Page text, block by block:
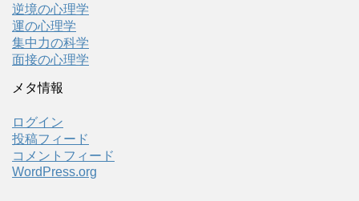
逆境の心理学
運の心理学
集中力の科学
面接の心理学
メタ情報
ログイン
投稿フィード
コメントフィード
WordPress.org